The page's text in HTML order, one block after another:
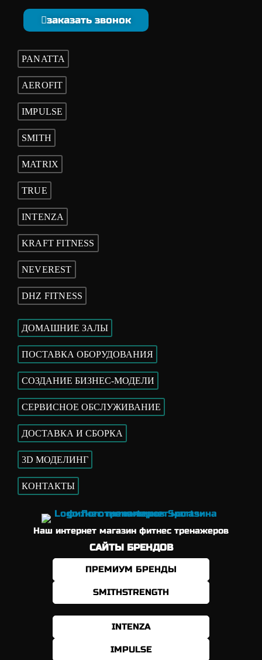
заказать звонок
PANATTA
AEROFIT
IMPULSE
SMITH
MATRIX
TRUE
INTENZA
KRAFT FITNESS
NEVEREST
DHZ FITNESS
ДОМАШНИЕ ЗАЛЫ
ПОСТАВКА ОБОРУДОВАНИЯ
СОЗДАНИЕ БИЗНЕС-МОДЕЛИ
СЕРВИСНОЕ ОБСЛУЖИВАНИЕ
ДОСТАВКА И СБОРКА
3D МОДЕЛИНГ
КОНТАКТЫ
Наш интернет магазин фитнес тренажеров
САЙТЫ БРЕНДОВ
ПРЕМИУМ БРЕНДЫ
SMITHSTRENGTH
INTENZA
IMPULSE